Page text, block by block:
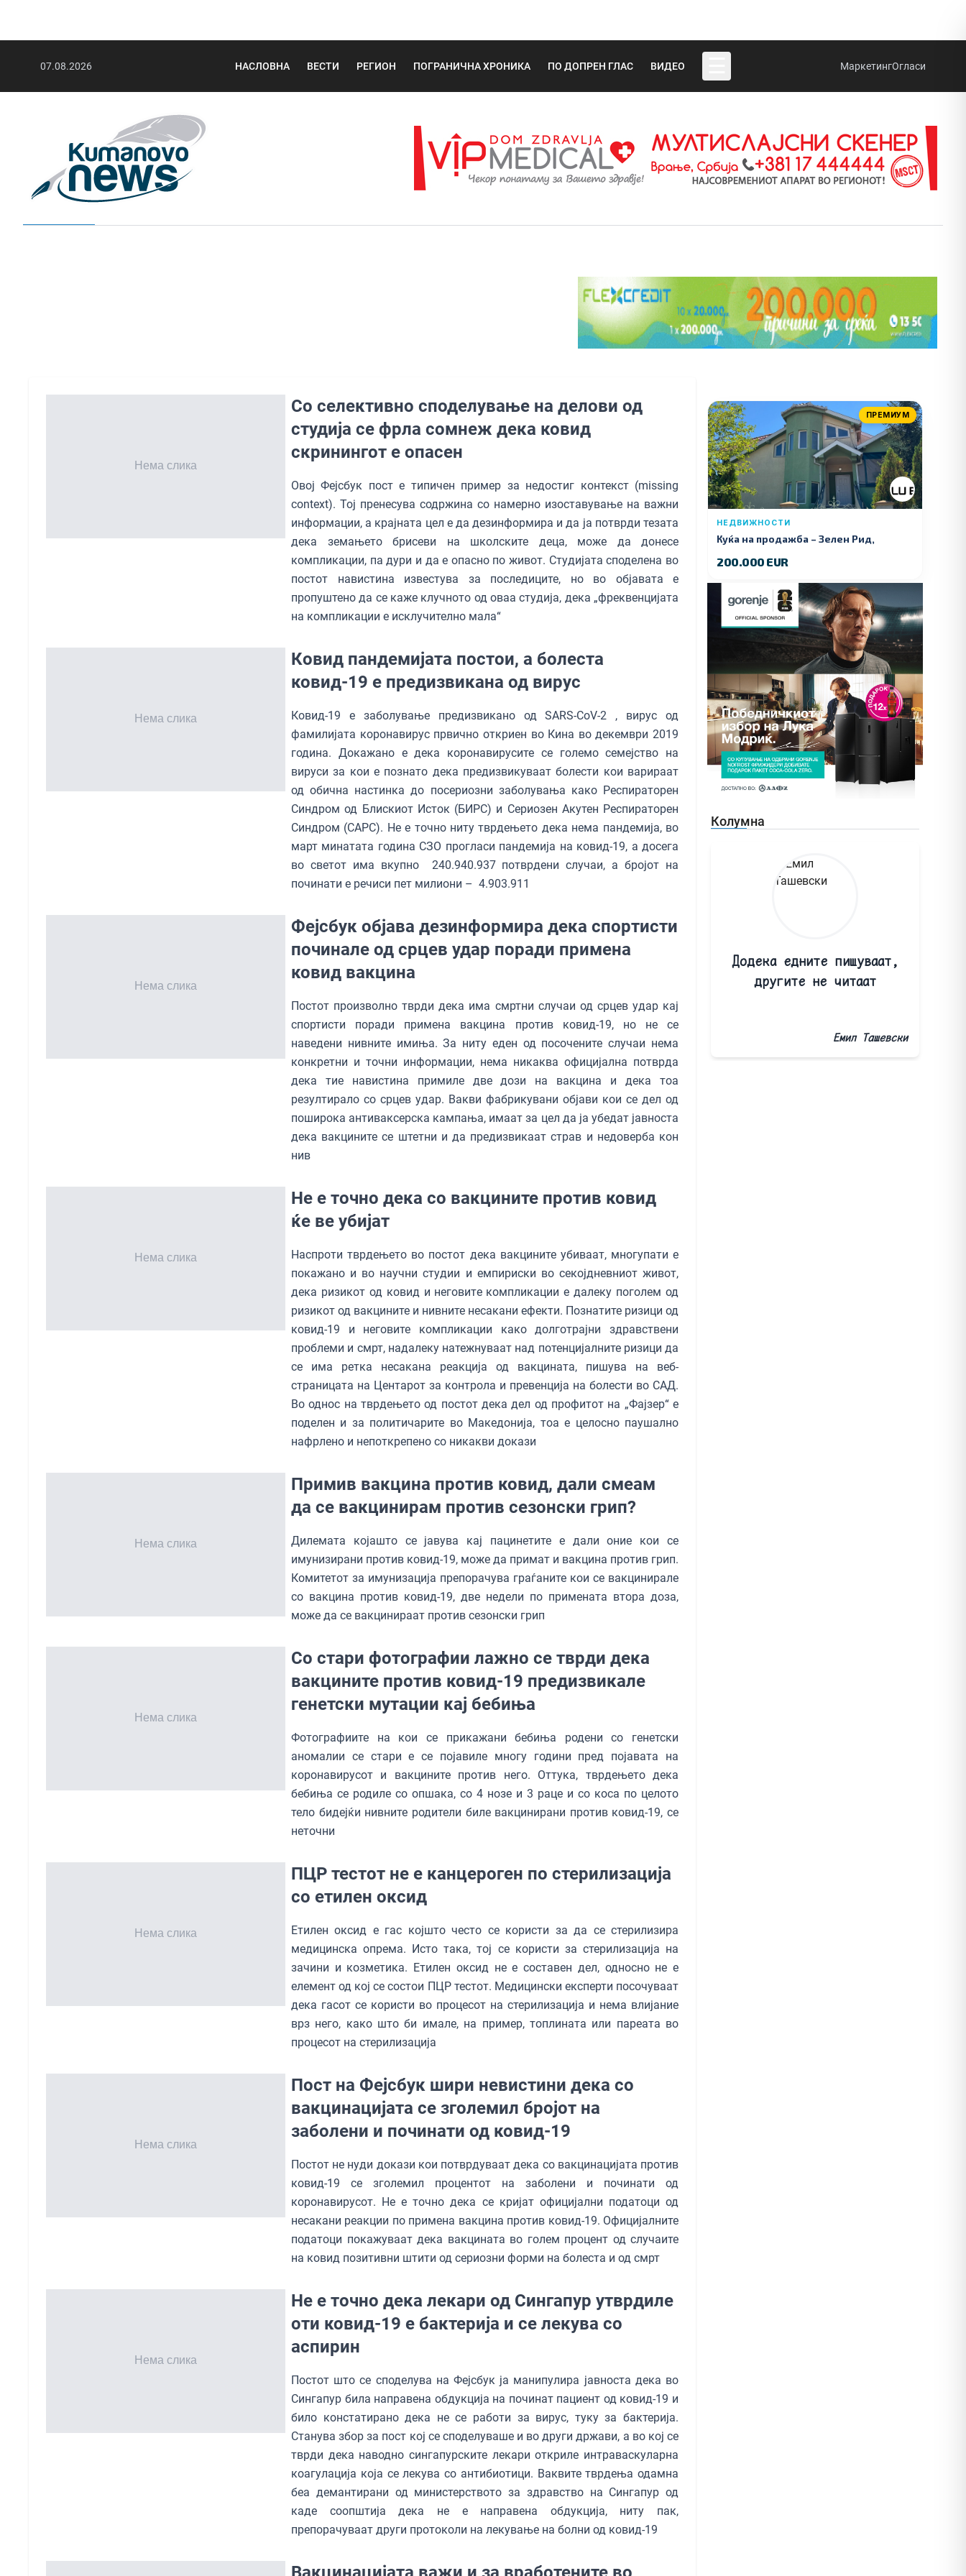
07.08.2026 НАСЛОВНА ВЕСТИ РЕГИОН ПОГРАНИЧНА ХРОНИКА ПО ДОПРЕН ГЛАС ВИДЕО МаркетингОгласи
Со селективно споделување на делови од
студија се фрла сомнеж дека ковид
скринингот е опасен
Овој Фејсбук пост е типичен пример за недостиг контекст (missing
context). Тој пренесува содржина со намерно изоставување на важни
информации, а крајната цел е да дезинформира и да ја потврди тезата
дека земањето брисеви на школските деца, може да донесе
компликации, па дури и да е опасно по живот. Студијата споделена во
постот навистина известува за последиците, но во објавата е
пропуштено да се каже клучното од оваа студија, дека „фреквенцијата
на компликации е исклучително мала“
Ковид пандемијата постои, а болеста
ковид-19 е предизвикана од вирус
Ковид-19 е заболување предизвикано од SARS-CoV-2 , вирус од
фамилијата коронавирус првично откриен во Кина во декември 2019
година. Докажано е дека коронавирусите се големо семејство на
вируси за кои е познато дека предизвикуваат болести кои варираат
од обична настинка до посериозни заболувања како Респираторен
Синдром од Блискиот Исток (БИРС) и Сериозен Акутен Респираторен
Синдром (САРС). Не е точно ниту тврдењето дека нема пандемија, во
март минaтата година СЗО прогласи пандемија на ковид-19, а досега
во светот има вкупно 240.940.937 потврдени случаи, а бројот на
починати е речиси пет милиони – 4.903.911
Фејсбук објава дезинформира дека спортисти
починале од срцев удар поради примена
ковид вакцина
Постот произволно тврди дека има смртни случаи од срцев удар кај
спортисти поради примена вакцина против ковид-19, но не се
наведени нивните имиња. За ниту еден од посочените случаи нема
конкретни и точни информации, нема никаква официјална потврда
дека тие навистина примиле две дози на вакцина и дека тоа
резултирало со срцев удар. Вакви фабрикувани објави кои се дел од
поширока антиваксерска кампања, имаат за цел да ја убедат јавноста
дека вакцините се штетни и да предизвикаат страв и недоверба кон
нив
Не е точно дека со вакцините против ковид
ќе ве убијат
Наспроти тврдењето во постот дека вакцините убиваат, многупати е
покажано и во научни студии и емпириски во секојдневниот живот,
дека ризикот од ковид и неговите компликации е далеку поголем од
ризикот од вакцините и нивните несакани ефекти. Познатите ризици од
ковид-19 и неговите компликации како долготрајни здравствени
проблеми и смрт, надалеку натежнуваат над потенцијалните ризици да
се има ретка несакана реакција од вакцината, пишува на веб-
страницата на Центарот за контрола и превенција на болести во САД.
Во однос на тврдењето од постот дека дел од профитот на „Фајзер“ е
поделен и за политичарите во Македонија, тоа е целосно паушално
нафрлено и непоткрепено со никакви докази
Примив вакцина против ковид, дали смеам
да се вакцинирам против сезонски грип?
Дилемата којашто се јавува кај пацинетите е дали оние кои се
имунизирани против ковид-19, може да примат и вакцина против грип.
Комитетот за имунизација препорачува граѓаните кои се вакцинирале
со вакцина против ковид-19, две недели по примената втора доза,
може да се вакцинираат против сезонски грип
Со стари фотографии лажно се тврди дека
вакцините против ковид-19 предизвикале
генетски мутации кај бебиња
Фотографиите на кои се прикажани бебиња родени со генетски
аномалии се стари е се појавиле многу години пред појавата на
коронавирусот и вакцините против него. Оттука, тврдењето дека
бебиња се родиле со опшака, со 4 нозе и 3 раце и со коса по целото
тело бидејќи нивните родители биле вакцинирани против ковид-19, се
неточни
ПЦР тестот не е канцероген по стерилизација
со етилен оксид
Етилен оксид е гас којшто често се користи за да се стерилизира
медицинска опрема. Исто така, тој се користи за стерилизација на
зачини и козметика. Етилен оксид не е составен дел, односно не е
елемент од кој се состои ПЦР тестот. Медицински експерти посочуваат
дека гасот се користи во процесот на стерилизација и нема влијание
врз него, како што би имале, на пример, топлината или пареата во
процесот на стерилизација
Пост на Фејсбук шири невистини дека со
вакцинацијата се зголемил бројот на
заболени и починати од ковид-19
Постот не нуди докази кои потврдуваат дека со вакцинацијата против
ковид-19 се зголемил процентот на заболени и починати од
коронавирусот. Не е точно дека се кријат официјални податоци од
несакани реакции по примена вакцина против ковид-19. Официјалните
податоци покажуваат дека вакцината во голем процент од случаите
на ковид позитивни штити од сериозни форми на болеста и од смрт
Не е точно дека лекари од Сингапур утврдиле
оти ковид-19 е бактерија и се лекува со
аспирин
Постот што се споделува на Фејсбук ја манипулира јавноста дека во
Сингапур била направена обдукција на починат пациент од ковид-19 и
било констатирано дека не се работи за вирус, туку за бактерија.
Станува збор за пост кој се споделуваше и во други држави, а во кој се
тврди дека наводно сингапурските лекари откриле интраваскуларна
коагулација која се лекува со антибиотици. Ваквите тврдења одамна
беа демантирани од министерството за здравство на Сингапур од
каде соопштија дека не е направена обдукција, ниту пак,
препорачуваат други протоколи на лекување на болни од ковид-19
ПРЕМИУМ
НЕДВИЖНОСТИ
Куќа на продажба – Зелeн Рид,
200.000 EUR
Колумна
Додека едните пишуваат,
другите не читаат
Емил Ташевски